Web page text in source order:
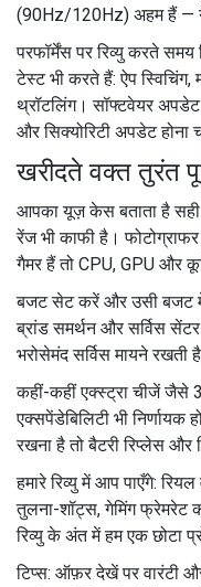
(90Hz/120Hz) अहम हैं —
परफॉर्मेंस पर रिव्यु करते
टेस्ट भी करते हैं: ऐप स्विचिंग,
थ्रॉटलिंग। सॉफ्टवेयर
और सिक्योरिटी अपडेट होना
खरीदते वक्त तुरंत
आपका यूज़ केस बताता है सही
रेंज भी काफी है।
गैमर हैं तो CPU, GPU और
बजट सेट करें और उसी बजट में
ब्रांड समर्थन और सर्विस
भरोसेमंद सर्विस मायने रखती
कहीं-कहीं एक्स्ट्रा चीजें जैसे
एक्सपेंडेबिलिटी भी
रखना है तो बैटरी रिप्लेस और
हमारे रिव्यु में आप पाएँगे:
तुलना-शॉट्स, गेमिंग फ्रेमरेट
रिव्यु के अंत में हम एक छोटा
टिप्स: ऑफ़र देखें पर वारंटी